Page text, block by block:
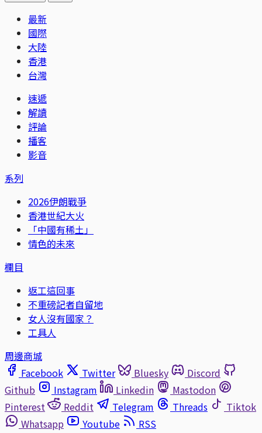
最新
國際
大陸
香港
台灣
速遞
解讀
評論
播客
影音
系列
2026伊朗戰爭
香港世紀大火
「中國有稀土」
情色的未來
欄目
返工這回事
不重磅記者自留地
女人沒有國家？
工具人
周邊商城
Facebook
Twitter Bluesky
Discord
Github
Instagram Linkedin
Mastodon
Pinterest
Reddit Telegram Threads
Tiktok
Whatsapp
Youtube
RSS